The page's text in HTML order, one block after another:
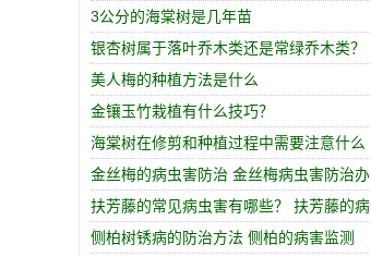
3公分的海棠树是几年苗
银杏树属于落叶乔木类还是常绿乔木类？
美人梅的种植方法是什么
金镶玉竹栽植有什么技巧？
海棠树在修剪和种植过程中需要注意什么
金丝梅的病虫害防治 金丝梅病虫害防治办
扶芳藤的常见病虫害有哪些？ 扶芳藤的病
侧柏树锈病的防治方法 侧柏的病害监测